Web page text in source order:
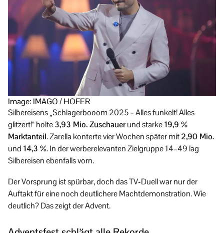
Image: IMAGO / HOFER
Silbereisens „Schlagerbooom 2025 – Alles funkelt! Alles
glitzert!“ holte3,93 Mio. Zuschauerund starke19,9 %
Marktanteil. Zarella konterte vier Wochen später mit2,90 Mio.
und 14,3 %. In der werberelevanten Zielgruppe 14–49 lag
Silbereisen ebenfalls vorn.
Der Vorsprung ist spürbar, doch das TV-Duell war nur der
Auftakt für eine noch deutlichere Machtdemonstration. Wie
deutlich? Das zeigt der Advent.